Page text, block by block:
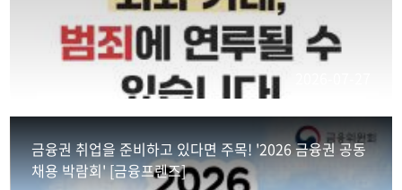
금융권 취업을 준비하고 있다면 주목! '2026 금융권 공동
채용 박람회' [금융프렌즈]